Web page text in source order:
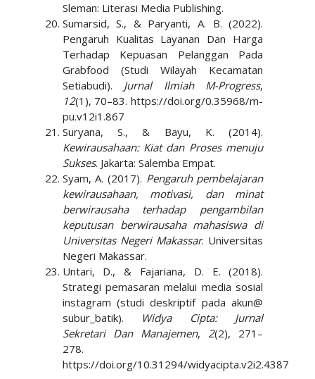
Sleman: Literasi Media Publishing.
Sumarsid, S., & Paryanti, A. B. (2022).
Pengaruh Kualitas Layanan Dan Harga
Terhadap Kepuasan Pelanggan Pada
Grabfood (Studi Wilayah Kecamatan
Setiabudi). Jurnal Ilmiah M-Progress,
12(1), 70–83. https://doi.org/0.35968/m-
pu.v12i1.867
Suryana, S., & Bayu, K. (2014).
Kewirausahaan: Kiat dan Proses menuju
Sukses. Jakarta: Salemba Empat.
Syam, A. (2017). Pengaruh pembelajaran
kewirausahaan, motivasi, dan minat
berwirausaha terhadap pengambilan
keputusan berwirausaha mahasiswa di
Universitas Negeri Makassar. Universitas
Negeri Makassar.
Untari, D., & Fajariana, D. E. (2018).
Strategi pemasaran melalui media sosial
instagram (studi deskriptif pada akun@
subur_batik).
Widya Cipta: Jurnal
Sekretari Dan Manajemen,2(2), 271–
278.
https://doi.org/10.31294/widyacipta.v2i2.4387